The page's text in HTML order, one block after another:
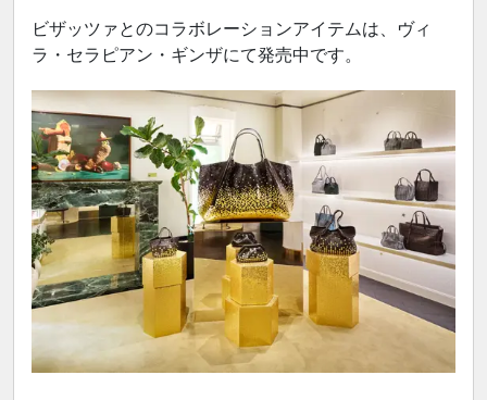
ビザッツァとのコラボレーションアイテムは、ヴィ
ラ・セラピアン・ギンザにて発売中です。